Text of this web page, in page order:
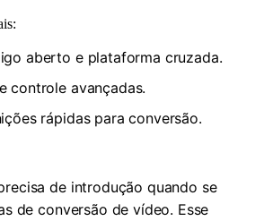
aberto e plataforma cruzada.
controle avançadas.
rápidas para conversão.
de introdução quando se
de conversão de vídeo. Esse